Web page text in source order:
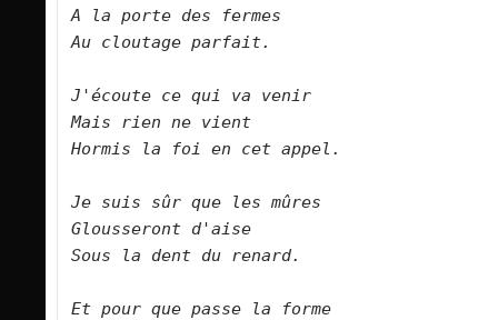
A la porte des fermes
Au cloutage parfait.
J'écoute ce qui va venir
Mais rien ne vient
Hormis la foi en cet appel.
Je suis sûr que les mûres
Glousseront d'aise
Sous la dent du renard.
Et pour que passe la forme